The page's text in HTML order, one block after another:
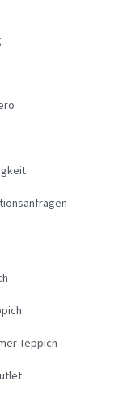
Teppich